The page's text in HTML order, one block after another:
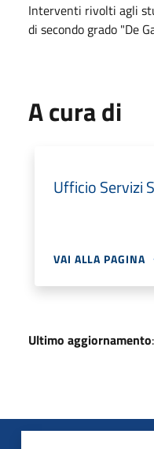
Interventi rivolti agli
di secondo grado "De
A cura di
Ufficio Servizi
VAI ALLA PAGINA
Ultimo aggiornamento